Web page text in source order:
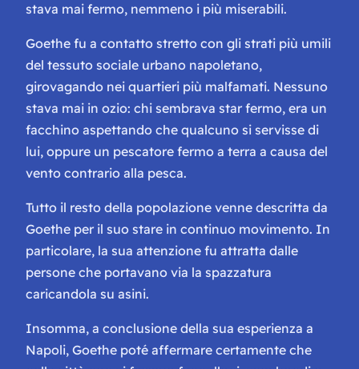
stava mai fermo, nemmeno i più miserabili.
Goethe fu a contatto stretto con gli strati più umili
del tessuto sociale urbano napoletano,
girovagando nei quartieri più malfamati. Nessuno
stava mai in ozio: chi sembrava star fermo, era un
facchino aspettando che qualcuno si servisse di
lui, oppure un pescatore fermo a terra a causa del
vento contrario alla pesca.
Tutto il resto della popolazione venne descritta da
Goethe per il suo stare in continuo movimento. In
particolare, la sua attenzione fu attratta dalle
persone che portavano via la spazzatura
caricandola su asini.
Insomma, a conclusione della sua esperienza a
Napoli, Goethe poté affermare certamente che